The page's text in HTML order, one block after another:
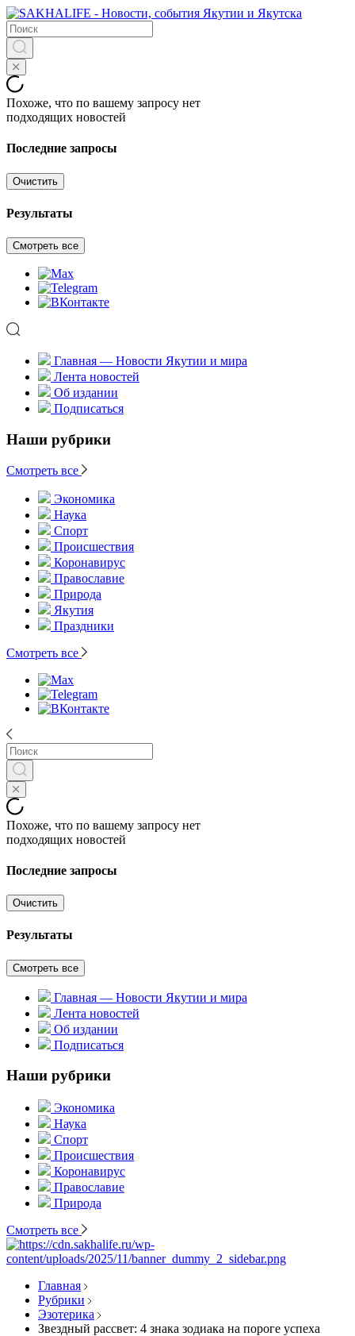
Похоже, что по вашему запросу нет
подходящих новостей
Последние запросы
Очистить
Результаты
Смотреть все
Главная — Новости Якутии и мира
Лента новостей
Об издании
Подписаться
Наши рубрики
Смотреть все
Экономика
Наука
Спорт
Происшествия
Коронавирус
Православие
Природа
Якутия
Праздники
Смотреть все
Похоже, что по вашему запросу нет
подходящих новостей
Последние запросы
Очистить
Результаты
Смотреть все
Главная — Новости Якутии и мира
Лента новостей
Об издании
Подписаться
Наши рубрики
Экономика
Наука
Спорт
Происшествия
Коронавирус
Православие
Природа
Смотреть все
Главная
Рубрики
Эзотерика
Звездный рассвет: 4 знака зодиака на пороге успеха